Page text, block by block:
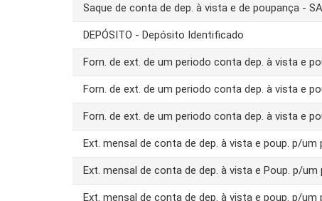
Saque de conta de dep. à vista e de poupança -
DEPÓSITO - Depósito Identificado
Forn. de ext. de um periodo conta dep. à vista e
Forn. de ext. de um periodo conta dep. à vista e
Forn. de ext. de um periodo conta dep. à vista e
Ext. mensal de conta de dep. à vista e poup. p/um
Ext. mensal de conta de dep. à vista e Poup. p/um
Ext. mensal de conta de dep. à vista e poup. p/um